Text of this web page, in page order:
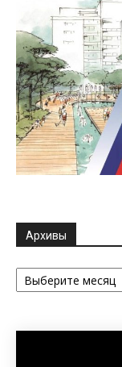
Архивы
Архивы